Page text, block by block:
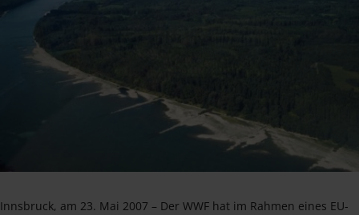
Innsbruck, am 23. Mai 2007 – Der WWF hat im Rahmen eines EU-